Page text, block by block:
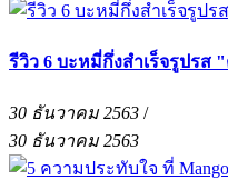
รีวิว 6 บะหมี่กึ่งสำเร็จรูปร
30 ธันวาคม 2563 /
30 ธันวาคม 2563